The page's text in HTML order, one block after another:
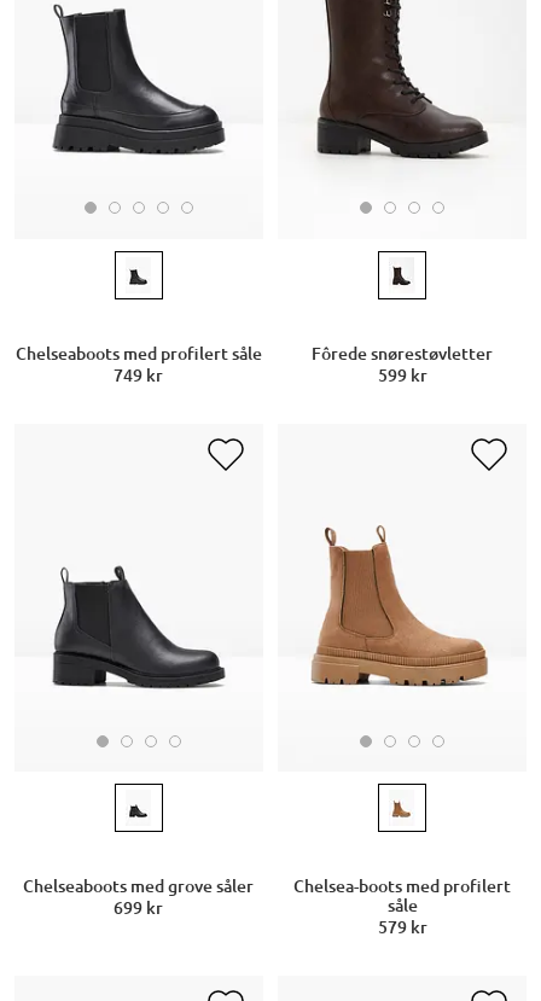
Chelseaboots med profilert såle
749 kr
Fôrede snørestøvletter
599 kr
Chelseaboots med grove såler
699 kr
Chelsea-boots med profilert
såle
579 kr